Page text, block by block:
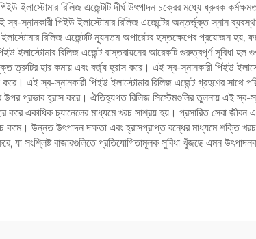
রিলিজ এজেন্টটি দীর্ঘ উৎপাদন চক্রের মধ্যে ধ্রুবক
পিইউ ইলাস্টোমার রিলিজ এজেন্টের অন্তর্ভুক্ত স্নান
রিলিজ এজেন্টটি ন্যূনতম অপারেটর হস্তক্ষেপের প্রয়োজন হয়,
ইলাস্টোমার রিলিজ এজেন্ট বাস্তবায়নের আরেকটি গুরুত্বপূর্ণ সুবিধা
হার কমায় এবং বর্জ্য হ্রাস করে। এই স্ব-স্নানকারী পিইউ
এই স্ব-স্নানকারী পিইউ ইলাস্টোমার রিলিজ এজেন্ট গ্রহণের সাথে
প্রভাব হ্রাস করে। ঐতিহ্যগত রিলিজ সিস্টেমগুলির তুলনায় এই স্ব-
একাধিক চ্যানেলের মাধ্যমে খরচ সাশ্রয় হয়। প্রসারিত সেবা জীবন
কমে। উন্নত উৎপাদন দক্ষতা এবং হ্রাসপ্রাপ্ত বন্ধের মাধ্যমে শক্তি
যা সংশ্লিষ্ট বাজারগুলিতে প্রতিযোগিতামূলক সুবিধা খুঁজছে এমন